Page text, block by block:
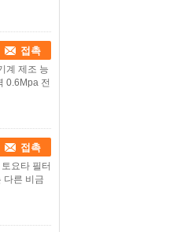
접촉
계 제조 능
0.6Mpa 전
접촉
요타 필터
다른 비금